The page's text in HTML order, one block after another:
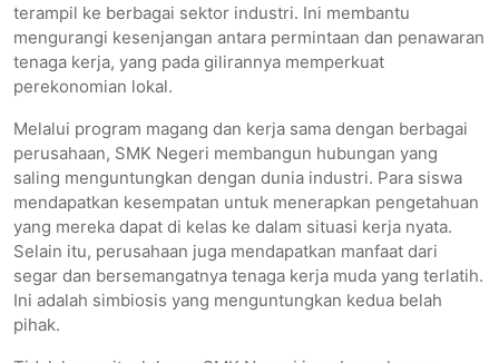
terampil ke berbagai sektor industri. Ini membantu
mengurangi kesenjangan antara permintaan dan penawaran
tenaga kerja, yang pada gilirannya memperkuat
perekonomian lokal.
Melalui program magang dan kerja sama dengan berbagai
perusahaan, SMK Negeri membangun hubungan yang
saling menguntungkan dengan dunia industri. Para siswa
mendapatkan kesempatan untuk menerapkan pengetahuan
yang mereka dapat di kelas ke dalam situasi kerja nyata.
Selain itu, perusahaan juga mendapatkan manfaat dari
segar dan bersemangatnya tenaga kerja muda yang terlatih.
Ini adalah simbiosis yang menguntungkan kedua belah
pihak.